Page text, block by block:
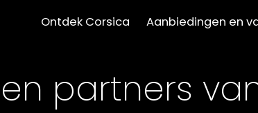
Ontdek Corsica Aanbiedingen en
partners